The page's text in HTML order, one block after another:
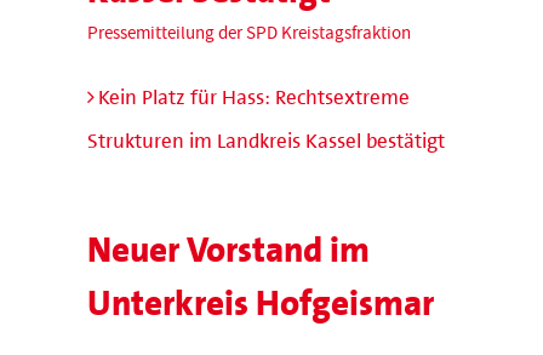
Pressemitteilung der SPD Kreistagsfraktion
Kein Platz für Hass: Rechtsextreme
Strukturen im Landkreis Kassel bestätigt
Neuer Vorstand im
Unterkreis Hofgeismar